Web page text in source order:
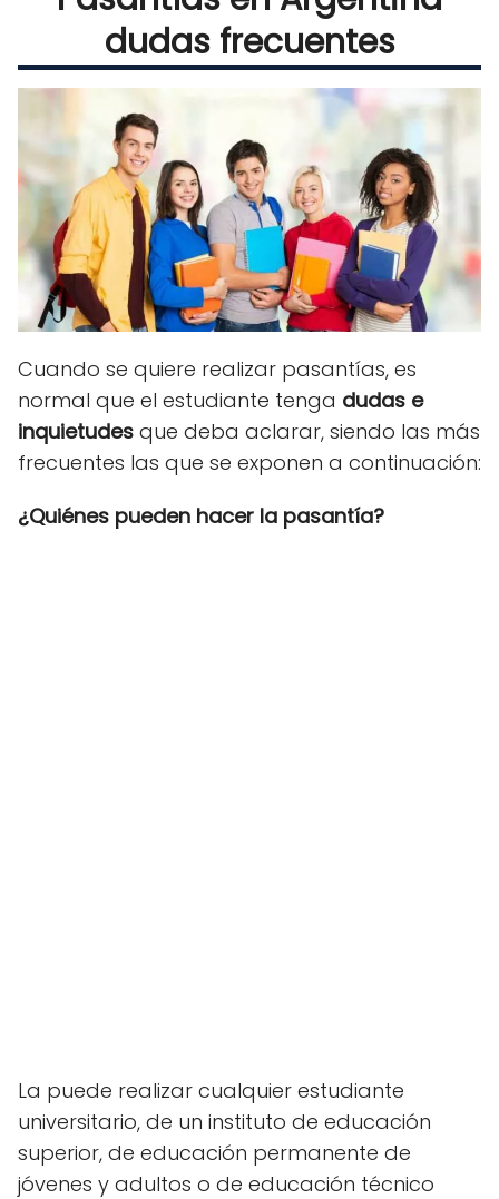
dudas frecuentes
Cuando se quiere realizar pasantías, es
normal que el estudiante tenga dudas e
inquietudes que deba aclarar, siendo las más
frecuentes las que se exponen a continuación:
¿Quiénes pueden hacer la pasantía?
La puede realizar cualquier estudiante
universitario, de un instituto de educación
superior, de educación permanente de
jóvenes y adultos o de educación técnico